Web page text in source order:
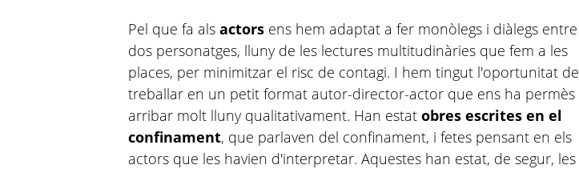
Pel que fa alsactors ens hem adaptat a fer monòlegs i diàlegs entre
dos personatges, lluny de les lectures multitudinàries que fem a les
places, per minimitzar el risc de contagi. I hem tingut l'oportunitat de
treballar en un petit format autor-director-actor que ens ha permès
arribar molt lluny qualitativament. Han estatobres escrites en el
confinament, que parlaven del confinament, i fetes pensant en els
actors que les havien d'interpretar. Aquestes han estat, de segur, les